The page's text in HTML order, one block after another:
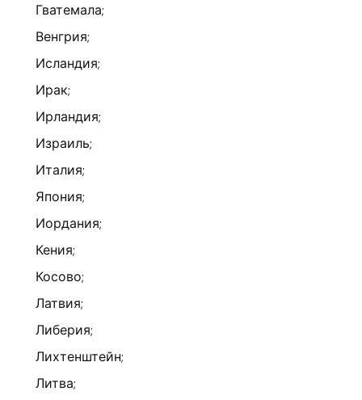
Гватемала;
Венгрия;
Исландия;
Ирак;
Ирландия;
Израиль;
Италия;
Япония;
Иордания;
Кения;
Косово;
Латвия;
Либерия;
Лихтенштейн;
Литва;